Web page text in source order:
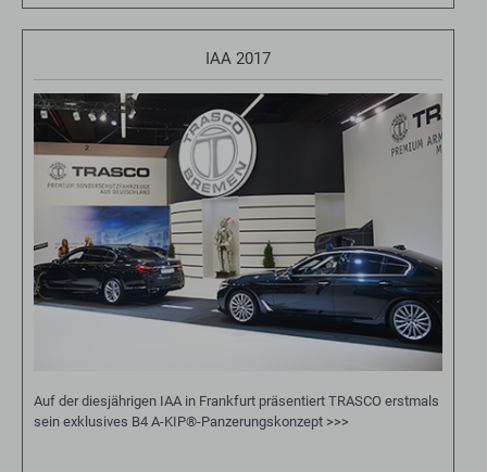
IAA 2017
Auf der diesjährigen IAA in Frankfurt präsentiert TRASCO erstmals
sein exklusives B4 A-KIP®-Panzerungskonzept >>>